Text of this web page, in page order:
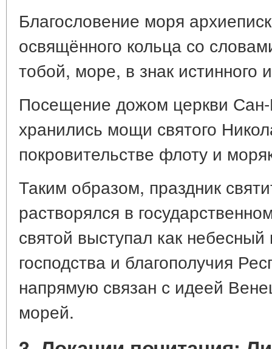
Благословение моря
освящённого кольца со
тобой, море, в знак истинного
Посещение дожом церкви
хранились мощи святого
покровительстве флоту и
Таким образом, праздник
растворялся в
святой выступал как небесный
господства и благополучия
напрямую связан с идеей
морей.